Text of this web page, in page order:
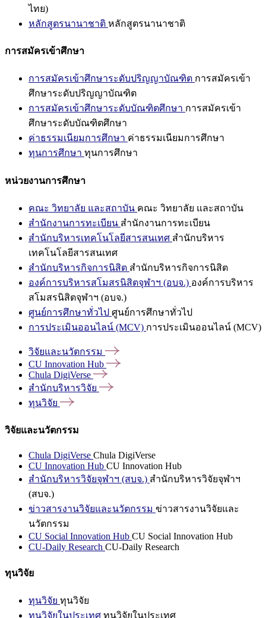
ไทย)
หลักสูตรนานาชาติ หลักสูตรนานาชาติ
การสมัครเข้าศึกษา
การสมัครเข้าศึกษาระดับปริญญาบัณฑิต การสมัครเข้า
ศึกษาระดับปริญญาบัณฑิต
การสมัครเข้าศึกษาระดับบัณฑิตศึกษา การสมัครเข้า
ศึกษาระดับบัณฑิตศึกษา
ค่าธรรมเนียมการศึกษา ค่าธรรมเนียมการศึกษา
ทุนการศึกษา ทุนการศึกษา
หน่วยงานการศึกษา
คณะ วิทยาลัย และสถาบัน คณะ วิทยาลัย และสถาบัน
สำนักงานการทะเบียน สำนักงานการทะเบียน
สำนักบริหารเทคโนโลยีสารสนเทศ สำนักบริหาร
เทคโนโลยีสารสนเทศ
สำนักบริหารกิจการนิสิต สำนักบริหารกิจการนิสิต
องค์การบริหารสโมสรนิสิตจุฬาฯ (อบจ.) องค์การบริหาร
สโมสรนิสิตจุฬาฯ (อบจ.)
ศูนย์การศึกษาทั่วไป ศูนย์การศึกษาทั่วไป
การประเมินออนไลน์ (MCV) การประเมินออนไลน์ (MCV)
วิจัยและนวัตกรรม
CU Innovation Hub
Chula DigiVerse
สำนักบริหารวิจัย
ทุนวิจัย
วิจัยและนวัตกรรม
Chula DigiVerse Chula DigiVerse
CU Innovation Hub CU Innovation Hub
สำนักบริหารวิจัยจุฬาฯ (สบจ.) สำนักบริหารวิจัยจุฬาฯ
(สบจ.)
ข่าวสารงานวิจัยและนวัตกรรม ข่าวสารงานวิจัยและ
นวัตกรรม
CU Social Innovation Hub CU Social Innovation Hub
CU-Daily Research CU-Daily Research
ทุนวิจัย
ทุนวิจัย ทุนวิจัย
ทุนวิจัยในประเทศ ทุนวิจัยในประเทศ